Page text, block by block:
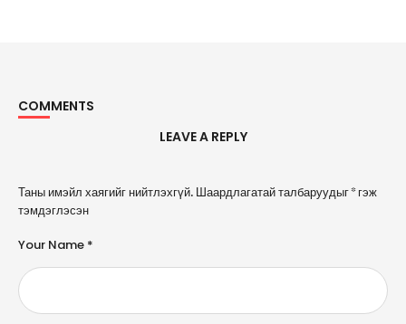
COMMENTS
LEAVE A REPLY
Таны имэйл хаягийг нийтлэхгүй. Шаардлагатай талбаруудыг*гэж
тэмдэглэсэн
Your Name *
A
l
e
n
a
ti